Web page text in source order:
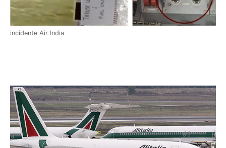
incidente Air India